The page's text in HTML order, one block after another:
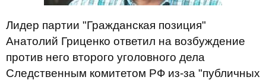
Лидер партии "Гражданская позиция"
Анатолий Гриценко ответил на возбуждение
против него второго уголовного дела
Следственным комитетом РФ из-за "публичных